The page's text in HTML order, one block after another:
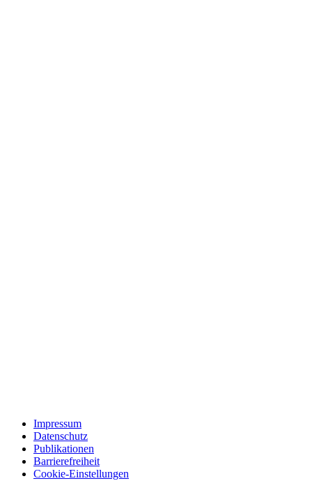
Impressum
Datenschutz
Publikationen
Barrierefreiheit
Cookie-Einstellungen